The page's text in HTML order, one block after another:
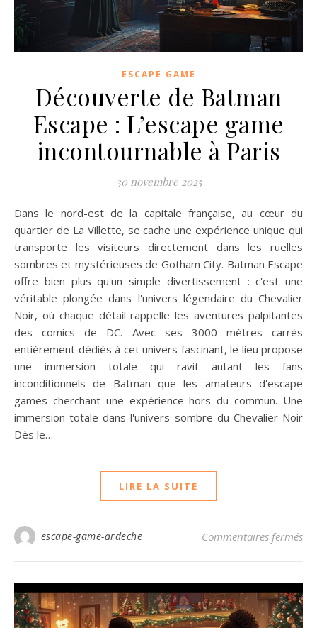
ESCAPE GAME
Découverte de Batman
Escape : L’escape game
incontournable à Paris
30 novembre 2025
Dans le nord-est de la capitale française, au cœur du
quartier de La Villette, se cache une expérience unique qui
transporte les visiteurs directement dans les ruelles
sombres et mystérieuses de Gotham City. Batman Escape
offre bien plus qu'un simple divertissement : c'est une
véritable plongée dans l'univers légendaire du Chevalier
Noir, où chaque détail rappelle les aventures palpitantes
des comics de DC. Avec ses 3000 mètres carrés
entièrement dédiés à cet univers fascinant, le lieu propose
une immersion totale qui ravit autant les fans
inconditionnels de Batman que les amateurs d'escape
games cherchant une expérience hors du commun. Une
immersion totale dans l'univers sombre du Chevalier Noir
Dès le…
LIRE LA SUITE
escape-game-ardeche Commentaires fermés